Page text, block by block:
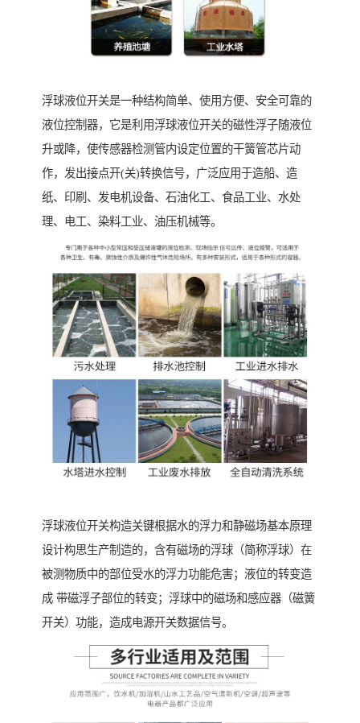
浮球液位开关是一种结构简单、使用方便、安全可靠的
液位控制器，它是利用浮球液位开关的磁性浮子随液位
升或降，使传感器检测管内设定位置的干簧管芯片动
作，发出接点开(关)转换信号，广泛应用于造船、造
纸、印刷、发电机设备、石油化工、食品工业、水处
理、电工、染料工业、油压机械等。
浮球液位开关构造关键根据水的浮力和静磁场基本原理
设计构思生产制造的，含有磁场的浮球（简称浮球）在
被测物质中的部位受水的浮力功能危害；液位的转变造
成 带磁浮子部位的转变；浮球中的磁场和感应器（磁簧
开关）功能，造成电源开关数据信号。